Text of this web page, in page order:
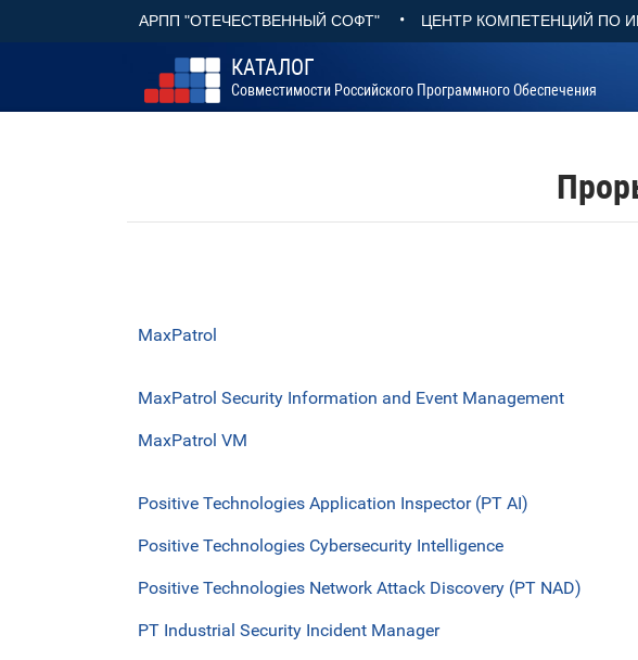
АРПП "ОТЕЧЕСТВЕННЫЙ СОФТ" • ЦЕНТР КОМПЕТЕНЦИЙ ПО
КАТАЛОГ
Совместимости Российского Программного Обеспечения
MaxPatrol
MaxPatrol Security Information and Event Management
MaxPatrol VM
Positive Technologies Application Inspector (PT AI)
Positive Technologies Cybersecurity Intelligence
Positive Technologies Network Attack Discovery (PT NAD)
PT Industrial Security Incident Manager